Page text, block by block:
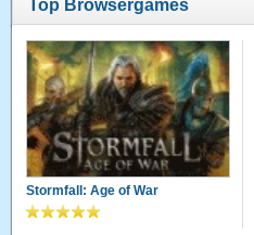
Top Browsergames
Stormfall: Age of War